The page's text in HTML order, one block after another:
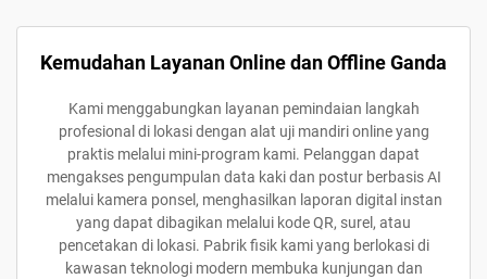
Kemudahan Layanan Online dan Offline Ganda
Kami menggabungkan layanan pemindaian langkah
profesional di lokasi dengan alat uji mandiri online yang
praktis melalui mini-program kami. Pelanggan dapat
mengakses pengumpulan data kaki dan postur berbasis AI
melalui kamera ponsel, menghasilkan laporan digital instan
yang dapat dibagikan melalui kode QR, surel, atau
pencetakan di lokasi. Pabrik fisik kami yang berlokasi di
kawasan teknologi modern membuka kunjungan dan